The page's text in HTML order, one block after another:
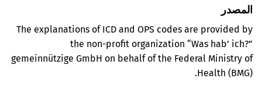
المصدر
The explanations of ICD and OPS codes are provided by
the non-profit organization “Was hab’ ich?”
gemeinnützige GmbH on behalf of the Federal Ministry of
Health (BMG).